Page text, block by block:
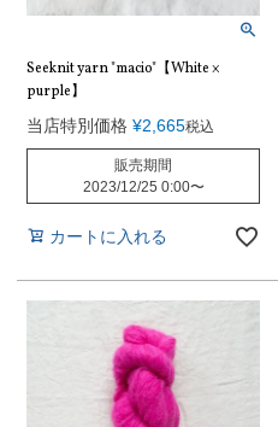
Seeknit yarn "macio"【White ×
purple】
当店特別価格 ¥2,665税込
販売期間
2023/12/25 0:00〜
カートに入れる